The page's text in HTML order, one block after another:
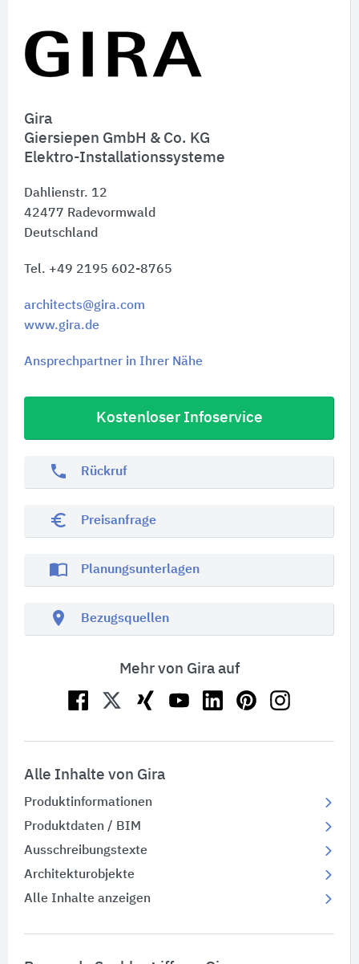
Gira
Giersiepen GmbH & Co. KG
Elektro-Installationssysteme
Dahlienstr. 12
42477 Radevormwald
Deutschland
Tel. +49 2195 602-8765
architects@gira.com
www.gira.de
Ansprechpartner in Ihrer Nähe
Kostenloser Infoservice
phone Rückruf
euro_symbol Preisanfrage
import_contacts Planungsunterlagen
location_on Bezugsquellen
Mehr von Gira auf
Alle Inhalte von Gira
Produktinformationen
Produktdaten / BIM
Ausschreibungstexte
Architekturobjekte
Alle Inhalte anzeigen